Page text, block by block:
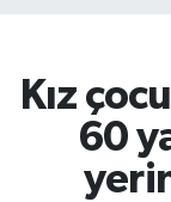
Kız
60
Ekonomi
Süper Lig
Tüm
Son